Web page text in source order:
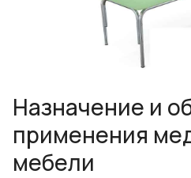
Назначение и
применения
мебели